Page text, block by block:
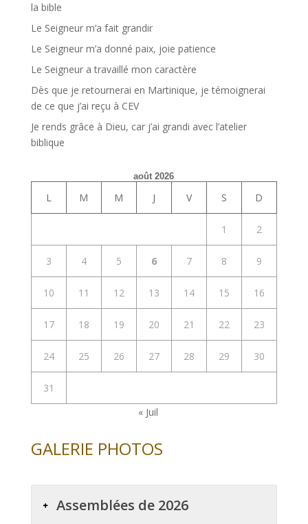
la bible
Le Seigneur m’a fait grandir
Le Seigneur m’a donné paix, joie patience
Le Seigneur a travaillé mon caractère
Dès que je retournerai en Martinique, je témoignerai
de ce que j’ai reçu à CEV
Je rends grâce à Dieu, car j’ai grandi avec l’atelier
biblique
août 2026
L M M J V S D
1 2
3 4 5 6 7 8 9
10 11 12 13 14 15 16
17 18 19 20 21 22 23
24 25 26 27 28 29 30
31
« Juil
GALERIE PHOTOS
Assemblées de 2026